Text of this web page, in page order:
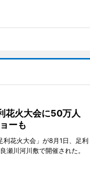
花火大会に50万人
ーも
利花火大会」が8月1日、足利
瀬川河川敷で開催された。